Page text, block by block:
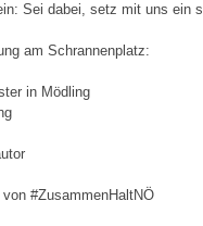
Sei dabei, setz mit uns ein
am Schrannenplatz:
in Mödling
#ZusammenHaltNÖ